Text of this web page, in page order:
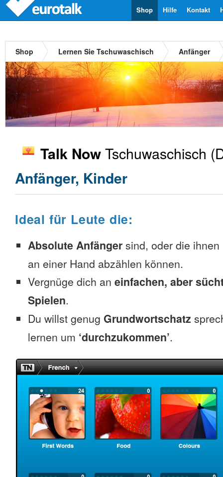
Kontakt
Hilfe
Shop
Shop Lernen Sie Tschuwaschisch Anfänger
Talk NowTschuwaschisch
Anfänger, Kinder
Ideal für Leute die:
Absolute Anfänger sind, oder die
an einer Hand abzählen können.
Vergnüge dich an einfachen, aber
Spielen.
Du willst genug Grundwortschatz
lernen um ‘durchzukommen’.